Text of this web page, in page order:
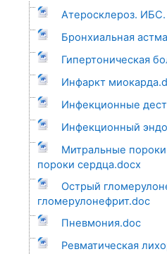
Атеросклероз.
Бронхиальная
Гипертоническая
Инфаркт
Инфекционные
Инфекционный
Митральные
пороки сердца.docx
Острый
гломерулонефрит.doc
Пневмония.doc
Ревматическая